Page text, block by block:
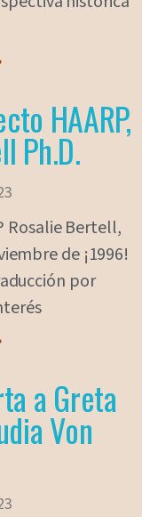
HAARP,
Ph.D.
Rosalie Bertell,
de ¡1996!
por
a Greta
Von